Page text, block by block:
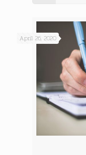
April 26, 2020